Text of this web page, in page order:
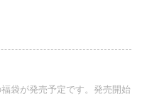
袋が発売予定です。発売開始